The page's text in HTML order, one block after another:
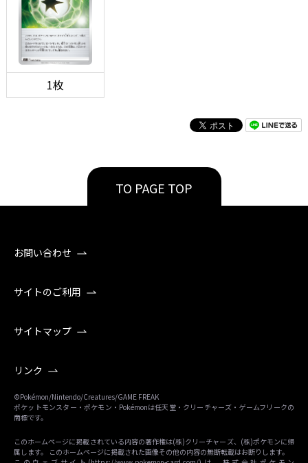
1枚
TO PAGE TOP
お問い合わせ
サイトのご利用
サイトマップ
リンク
©Pokémon/Nintendo/Creatures/GAME FREAK
ポケットモンスター・ポケモン・Pokémonは任天堂・クリーチャーズ・ゲームフリークの
商標です。
このホームページに掲載されている内容の著作権は(株)クリーチャーズ、(株)ポケモンに帰
属します。 このホームページに掲載された画像その他の内容の無断転載はお断りします。